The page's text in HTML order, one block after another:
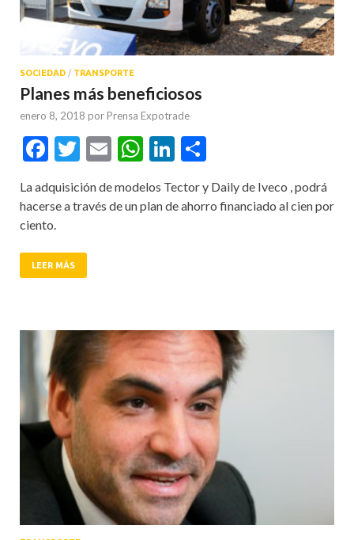
SOCIEDAD / TRANSPORTE
Planes más beneficiosos
enero 8, 2018 por Prensa Expotrade
Facebook
Twitter
EmailWhatsApp
LinkedIn
La adquisición de modelos Tector y Daily de Iveco , podrá
hacerse a través de un plan de ahorro financiado al cien por
ciento.
LEER MÁS